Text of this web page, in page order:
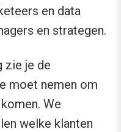
en data
en strategen.
zie je de
moet nemen om
We
welke klanten